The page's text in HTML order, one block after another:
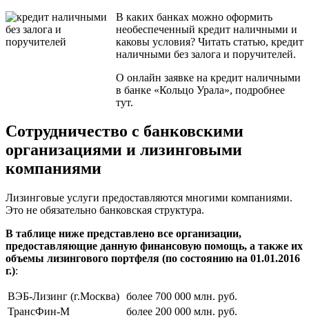
В каких банках можно оформить
необеспеченный кредит наличными и
каковы условия? Читать статью, кредит
наличными без залога и поручителей.
О онлайн заявке на кредит наличными
в банке «Кольцо Урала», подробнее
тут.
Сотрудничество с банковскими
организациями и лизинговыми
компаниями
Лизинговые услуги предоставляются многими компаниями.
Это не обязательно банковская структура.
В таблице ниже представлено все организации,
предоставляющие данную финансовую помощь, а также их
объемы лизингового портфеля (по состоянию на 01.01.2016
г.):
ВЭБ-Лизинг (г.Москва) более 700 000 млн. руб.
ТрансФин-М
более 200 000 млн. руб.